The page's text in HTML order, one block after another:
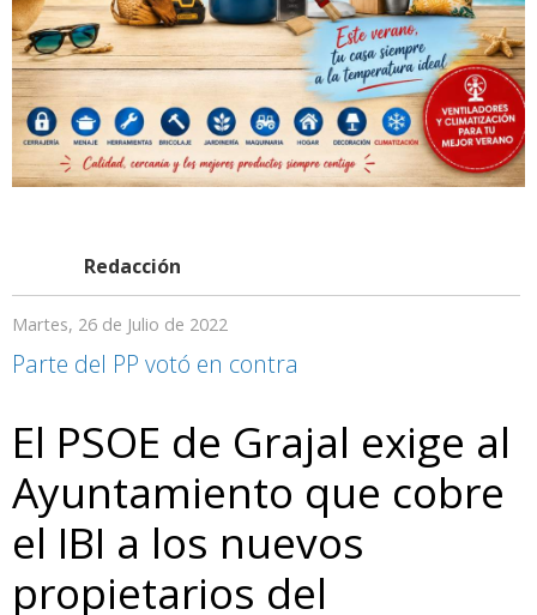
Redacción
Martes, 26 de Julio de 2022
Parte del PP votó en contra
El PSOE de Grajal exige al
Ayuntamiento que cobre
el IBI a los nuevos
propietarios del